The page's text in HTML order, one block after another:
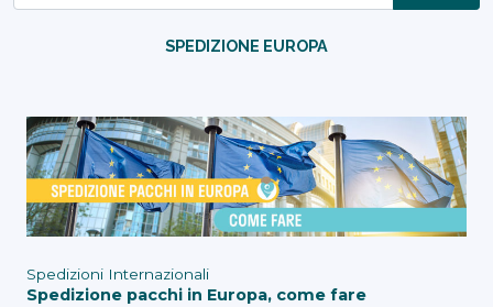
SPEDIZIONE EUROPA
Spedizioni Internazionali
Spedizione pacchi in Europa, come fare